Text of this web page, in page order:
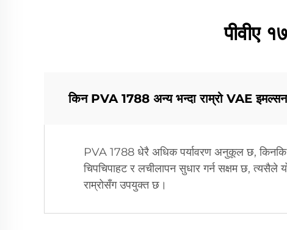
पीवीए
किन PVA 1788 अन्य भन्दा राम्रो VAE
PVA 1788 धेरै अधिक पर्यावरण अनुकूल छ, किनकि
चिपचिपाहट र लचीलापन सुधार गर्न सक्षम छ, त्यसैले
राम्रोसँग उपयुक्त छ।